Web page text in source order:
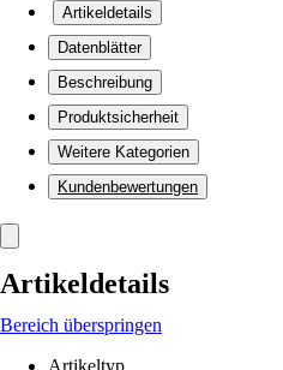
Artikeldetails
Datenblätter
Beschreibung
Produktsicherheit
Weitere Kategorien
Kundenbewertungen
Artikeldetails
Bereich überspringen
Artikeltyp